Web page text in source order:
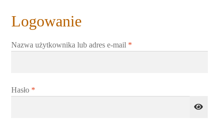
Plan na lata 2020-2021
O nas
Rozwiń
Rozwiń
Logowanie
Nazwa użytkownika lub adres e-mail *Wymagane
Hasło *Wymagane